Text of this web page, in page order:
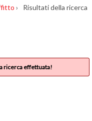
› Risultati della ricerca
ricerca effettuata!